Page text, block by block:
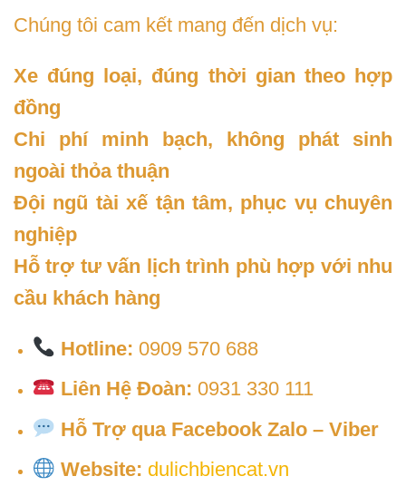
Chúng tôi cam kết mang đến dịch vụ:
Xe đúng loại, đúng thời gian theo hợp
đồng
Chi phí minh bạch, không phát sinh
ngoài thỏa thuận
Đội ngũ tài xế tận tâm, phục vụ chuyên
nghiệp
Hỗ trợ tư vấn lịch trình phù hợp với nhu
cầu khách hàng
Hotline: 0909 570 688
Liên Hệ Đoàn: 0931 330 111
Hỗ Trợ qua Facebook Zalo – Viber
Website: dulichbiencat.vn